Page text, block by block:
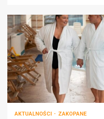
AKTUALNOŚCI ZAKOPANE